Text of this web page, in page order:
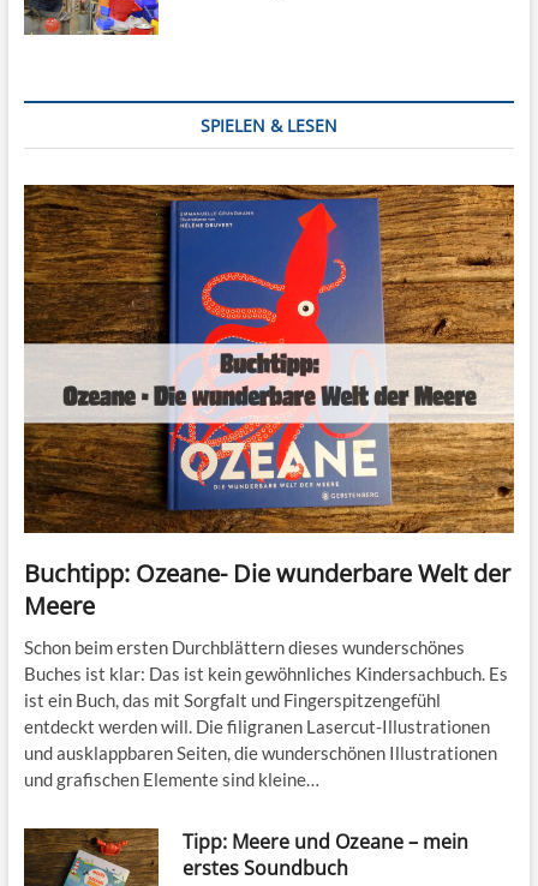
SPIELEN & LESEN
Buchtipp: Ozeane- Die wunderbare Welt der
Meere
Schon beim ersten Durchblättern dieses wunderschönes
Buches ist klar: Das ist kein gewöhnliches Kindersachbuch. Es
ist ein Buch, das mit Sorgfalt und Fingerspitzengefühl
entdeckt werden will. Die filigranen Lasercut-Illustrationen
und ausklappbaren Seiten, die wunderschönen Illustrationen
und grafischen Elemente sind kleine…
Tipp: Meere und Ozeane – mein
erstes Soundbuch